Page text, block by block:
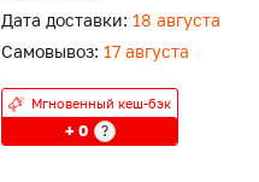
Дата доставки: 18 августа
Самовывоз: 17 августа
Мгновенный кеш-бэк
+ 0 ?